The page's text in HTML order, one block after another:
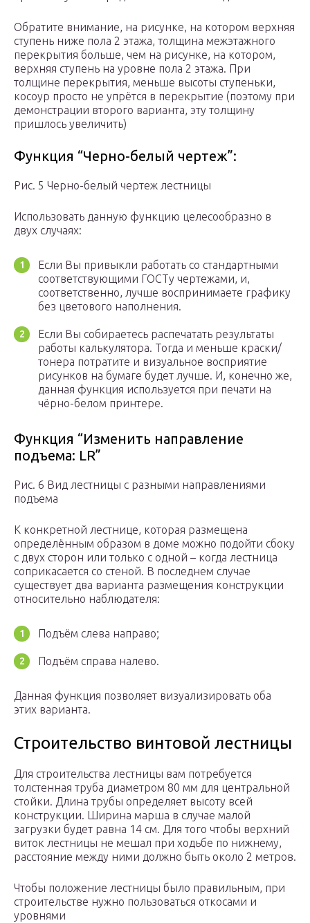
Обратите внимание, на рисунке, на котором верхняя
ступень ниже пола 2 этажа, толщина межэтажного
перекрытия больше, чем на рисунке, на котором,
верхняя ступень на уровне пола 2 этажа. При
толщине перекрытия, меньше высоты ступеньки,
косоур просто не упрётся в перекрытие (поэтому при
демонстрации второго варианта, эту толщину
пришлось увеличить)
Функция “Черно-белый чертеж”:
Рис. 5 Черно-белый чертеж лестницы
Использовать данную функцию целесообразно в
двух случаях:
Если Вы привыкли работать со стандартными
соответствующими ГОСТу чертежами, и,
соответственно, лучше воспринимаете графику
без цветового наполнения.
Если Вы собираетесь распечатать результаты
работы калькулятора. Тогда и меньше краски/
тонера потратите и визуальное восприятие
рисунков на бумаге будет лучше. И, конечно же,
данная функция используется при печати на
чёрно-белом принтере.
Функция “Изменить направление
подъема: LR”
Рис. 6 Вид лестницы с разными направлениями
подъема
К конкретной лестнице, которая размещена
определённым образом в доме можно подойти сбоку
с двух сторон или только с одной – когда лестница
соприкасается со стеной. В последнем случае
существует два варианта размещения конструкции
относительно наблюдателя:
Подъём слева направо;
Подъём справа налево.
Данная функция позволяет визуализировать оба
этих варианта.
Строительство винтовой лестницы
Для строительства лестницы вам потребуется
толстенная труба диаметром 80 мм для центральной
стойки. Длина трубы определяет высоту всей
конструкции. Ширина марша в случае малой
загрузки будет равна 14 см. Для того чтобы верхний
виток лестницы не мешал при ходьбе по нижнему,
расстояние между ними должно быть около 2 метров.
Чтобы положение лестницы было правильным, при
строительстве нужно пользоваться откосами и
уровнями